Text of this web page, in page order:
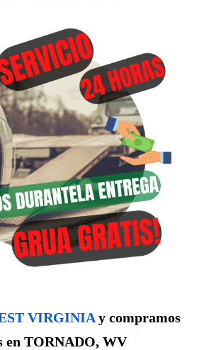
VIRGINIAy compramos
en TORNADO, WV